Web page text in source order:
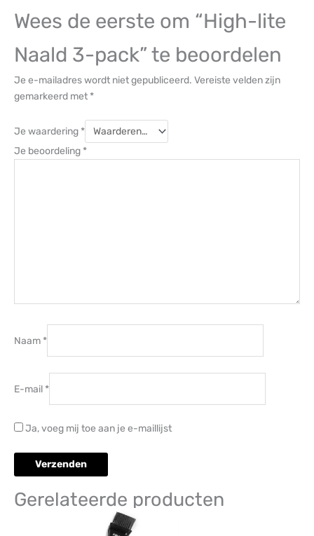
Wees de eerste om “High-lite
Naald 3-pack” te beoordelen
Je e-mailadres wordt niet gepubliceerd. Vereiste velden zijn
gemarkeerd met *
Je waardering *
Je beoordeling *
Naam *
E-mail *
Ja, voeg mij toe aan je e-maillijst
Gerelateerde producten